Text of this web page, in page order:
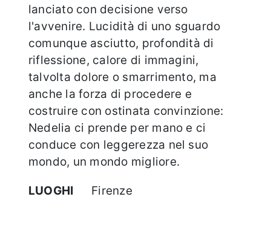
lanciato con decisione verso
l'avvenire. Lucidità di uno sguardo
comunque asciutto, profondità di
riflessione, calore di immagini,
talvolta dolore o smarrimento, ma
anche la forza di procedere e
costruire con ostinata convinzione:
Nedelia ci prende per mano e ci
conduce con leggerezza nel suo
mondo, un mondo migliore.
LUOGHI Firenze